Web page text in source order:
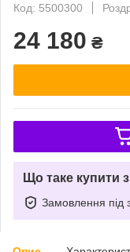
Код: 5500300
24 180 ₴
Що таке купити
Замовлення під